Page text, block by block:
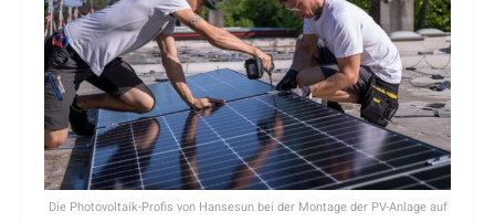
Die Photovoltaik-Profis von Hansesun bei der Montage der PV-Anlage auf